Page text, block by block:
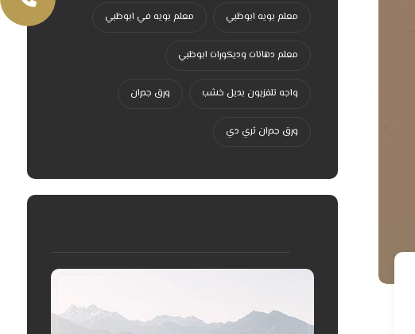
معلم بويه ابوظبي معلم بويه في ابوظبي
معلم دهانات وديكورات ابوظبي
واجه تلفزيون بديل خشب ورق جدران
ورق جدران ثري دي